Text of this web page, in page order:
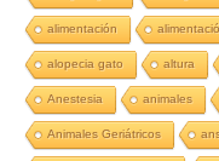
alimentación
alopecia gato altura
Anestesia animales
Animales Geriátricos